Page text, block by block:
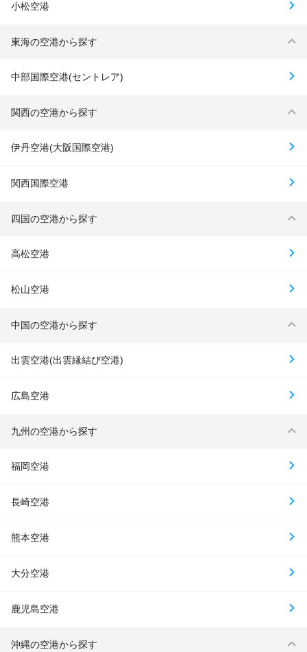
小松空港
東海の空港から探す
中部国際空港(セントレア)
関西の空港から探す
伊丹空港(大阪国際空港)
関西国際空港
四国の空港から探す
高松空港
松山空港
中国の空港から探す
出雲空港(出雲縁結び空港)
広島空港
九州の空港から探す
福岡空港
長崎空港
熊本空港
大分空港
鹿児島空港
沖縄の空港から探す